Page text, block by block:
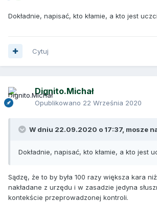
Dokładnie, napisać, kto kłamie, a kto jest
Cytuj
Dignito.Michał
Opublikowano 22 Września 2020
W dniu 22.09.2020 o 17:37, mosze
Dokładnie, napisać, kto kłamie, a kto jest
Sądzę, że to by była 100 razy większa kara
nakładane z urzędu i w zasadzie jedyna
kontekście przeprowadzonej kontroli.